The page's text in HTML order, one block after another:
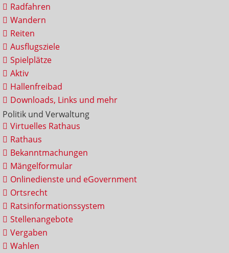
Radfahren
Wandern
Reiten
Ausflugsziele
Spielplätze
Aktiv
Hallenfreibad
Downloads, Links und mehr
Politik und Verwaltung
Virtuelles Rathaus
Rathaus
Bekanntmachungen
Mängelformular
Onlinedienste und eGovernment
Ortsrecht
Ratsinformationssystem
Stellenangebote
Vergaben
Wahlen